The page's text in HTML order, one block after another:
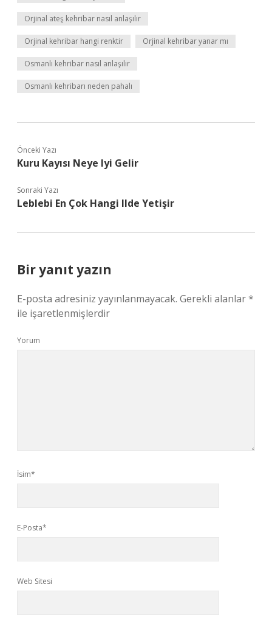
Orjinal ateş kehribar nasıl anlaşılır
Orjinal kehribar hangi renktir Orjinal kehribar yanar mı
Osmanlı kehribar nasıl anlaşılır
Osmanlı kehribarı neden pahalı
Önceki Yazı
Kuru Kayısı Neye Iyi Gelir
Sonraki Yazı
Leblebi En Çok Hangi Ilde Yetişir
Bir yanıt yazın
E-posta adresiniz yayınlanmayacak. Gerekli alanlar*
ile işaretlenmişlerdir
Yorum
İsim*
E-Posta*
Web Sitesi